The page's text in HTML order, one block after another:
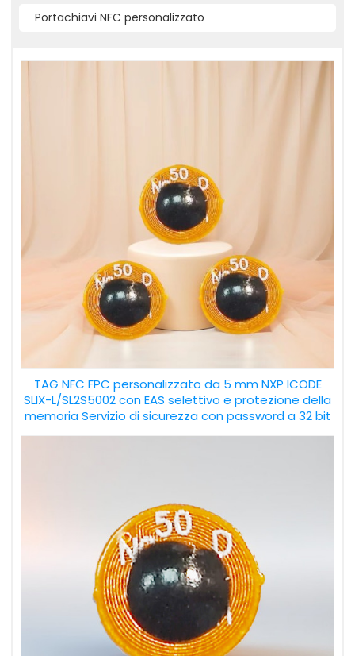
Portachiavi NFC personalizzato
TAG NFC FPC personalizzato da 5 mm NXP ICODE
SLIX-L/SL2S5002 con EAS selettivo e protezione della
memoria Servizio di sicurezza con password a 32 bit